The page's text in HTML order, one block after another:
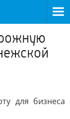
для бизнеса